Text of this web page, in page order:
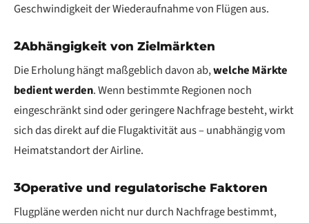
Geschwindigkeit der Wiederaufnahme von Flügen aus.
2Abhängigkeit von Zielmärkten
Die Erholung hängt maßgeblich davon ab,welche Märkte
bedient werden. Wenn bestimmte Regionen noch
eingeschränkt sind oder geringere Nachfrage besteht, wirkt
sich das direkt auf die Flugaktivität aus – unabhängig vom
Heimatstandort der Airline.
3Operative und regulatorische Faktoren
Flugpläne werden nicht nur durch Nachfrage bestimmt,